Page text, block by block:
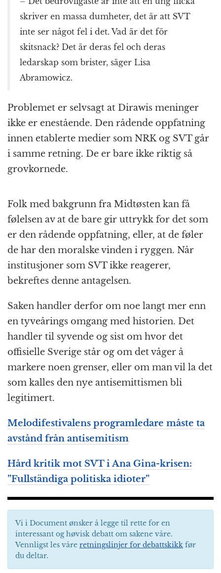
skriver en massa dumheter, det är att SVT
inte ser något fel i det. Vad är det för
skitsnack? Det är deras fel och deras
ledarskap som brister, säger Lisa
Abramowicz.
Problemet er selvsagt at Dirawis meninger
ikke er enestående. Den rådende oppfatning
innen etablerte medier som NRK og SVT går
i samme retning. De er bare ikke riktig så
grovkornede.
Folk med bakgrunn fra Midtøsten kan få
følelsen av at de bare gir uttrykk for det som
er den rådende oppfatning, eller, at de føler
de har den moralske vinden i ryggen. Når
institusjoner som SVT ikke reagerer,
bekreftes denne antagelsen.
Saken handler derfor om noe langt mer enn
en tyveårings omgang med historien. Det
handler til syvende og sist om hvor det
offisielle Sverige står og om det våger å
markere noen grenser, eller om man vil la det
som kalles den nye antisemittismen bli
legitimert.
Melodifestivalens programledare måste ta
avstånd från antisemitism
Hård kritik mot SVT i Ana Gina-krisen:
”Fullständiga politiska idioter”
Vi i Document ønsker å legge til rette for en
interessant og høvisk debatt om sakene våre.
Vennligst les våre retningslinjer for debattskikk før
du deltar.